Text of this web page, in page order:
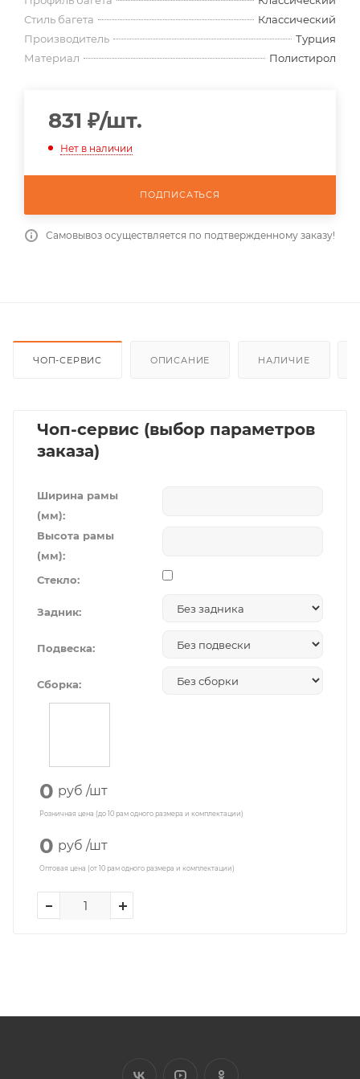
Стиль багета
Классический
Производитель
Турция
Материал
Полистирол
831 ₽/шт.
Нет в наличии
ПОДПИСАТЬСЯ
Самовывоз осуществляется по подтвержденному заказу!
ЧОП-СЕРВИС ОПИСАНИЕ НАЛИЧИЕ
Чоп-сервис (выбор параметров
заказа)
Ширина рамы
(мм):
Высота рамы
(мм):
Стекло:
Задник:
Подвеска:
Сборка:
0 руб /шт
Розничная цена (до 10 рам одного размера и комплектации)
0 руб /шт
Оптовая цена (от 10 рам одного размера и комплектации)